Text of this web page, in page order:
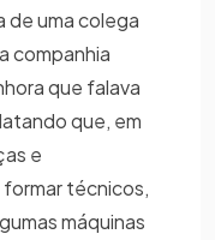
de uma colega
companhia
que falava
que, em
e
técnicos,
máquinas